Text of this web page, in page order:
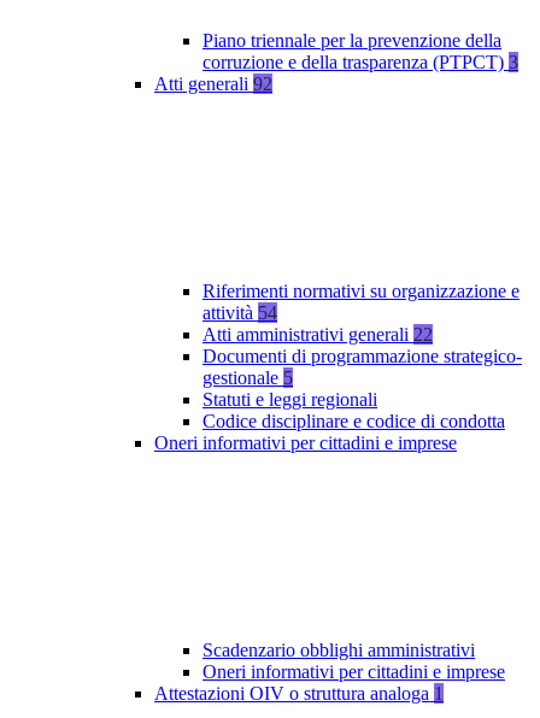
Piano triennale per la prevenzione della
corruzione e della trasparenza (PTPCT) 3
Atti generali 92
Riferimenti normativi su organizzazione e
attività 54
Atti amministrativi generali 22
Documenti di programmazione strategico-
gestionale 5
Statuti e leggi regionali
Codice disciplinare e codice di condotta
Oneri informativi per cittadini e imprese
Scadenzario obblighi amministrativi
Oneri informativi per cittadini e imprese
Attestazioni OIV o struttura analoga 1